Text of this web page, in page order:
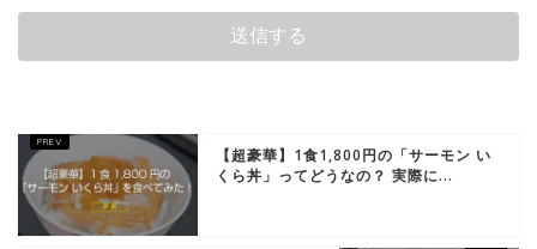
【超豪華】1食1,800円の「サーモン い
くら丼」ってどうなの？ 実際に...